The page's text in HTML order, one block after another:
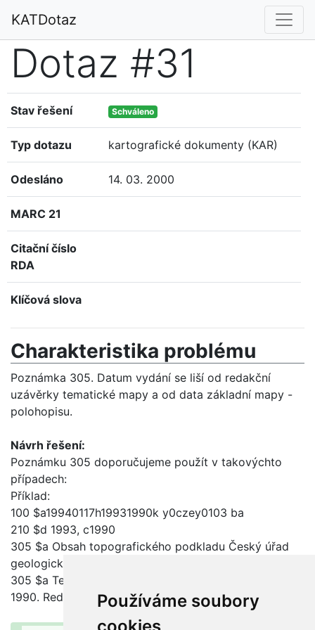
Používáme soubory
KATDotaz
Dotaz #31
Stav řešení Schváleno
Typ dotazu kartografické dokumenty (KAR)
Odesláno 14. 03. 2000
MARC 21
Citační číslo
RDA
Klíčová slova
Charakteristika problému
Poznámka 305. Datum vydání se liší od redakční
uzávěrky tematické mapy a od data základní mapy -
polohopisu.
Návrh řešení:
Poznámku 305 doporučujeme použít v takovýchto
případech:
Příklad:
100 $a19940117h19931990k y0czey0103 ba
210 $d 1993, c1990
305 $a Obsah topografického podkladu Český úřad
geologický a kartografický 1971. Stav ke dni 1.1.1986
305 $a Tematický obsah Český geologický ústav
1990. Redakční uzávěrka listopad 1990